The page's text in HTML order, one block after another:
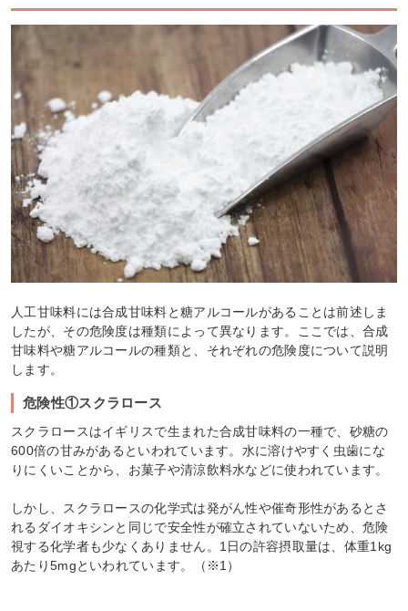
人工甘味料には合成甘味料と糖アルコールがあることは前述しま
したが、その危険度は種類によって異なります。ここでは、合成
甘味料や糖アルコールの種類と、それぞれの危険度について説明
します。
危険性①スクラロース
スクラロースはイギリスで生まれた合成甘味料の一種で、砂糖の
600倍の甘みがあるといわれています。水に溶けやすく虫歯にな
りにくいことから、お菓子や清涼飲料水などに使われています。
しかし、スクラロースの化学式は発がん性や催奇形性があるとさ
れるダイオキシンと同じで安全性が確立されていないため、危険
視する化学者も少なくありません。1日の許容摂取量は、体重1kg
あたり5mgといわれています。（※1）